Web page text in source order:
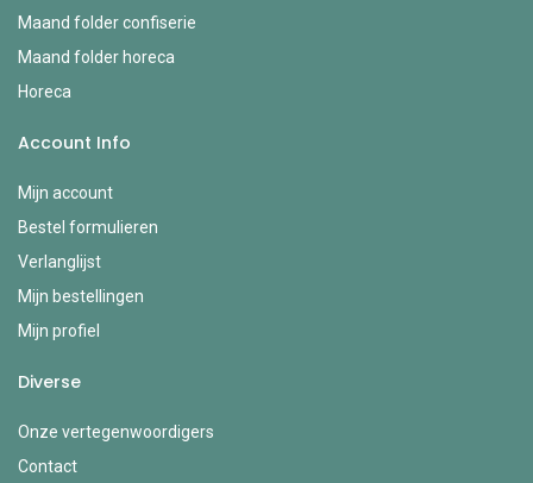
Maand folder confiserie
Maand folder horeca
Horeca
Account Info
Mijn account
Bestel formulieren
Verlanglijst
Mijn bestellingen
Mijn profiel
Diverse
Onze vertegenwoordigers
Contact